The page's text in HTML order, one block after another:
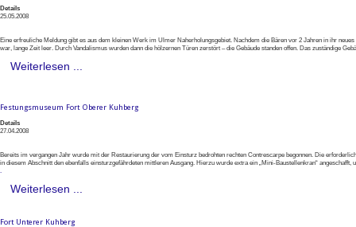
Details
25.05.2008
Eine erfreuliche Meldung gibt es aus dem kleinen Werk im Ulmer Naherholungsgebiet. Nachdem die Bären vor 2 Jahren in ihr
war, lange Zeit leer. Durch Vandalismus wurden dann die hölzernen Türen zerstört – die Gebäude standen offen. Das zuständige
Weiterlesen ...
Festungsmuseum Fort Oberer Kuhberg
Details
27.04.2008
Bereits im vergangen Jahr wurde mit der Restaurierung der vom Einsturz bedrohten rechten Contrescarpe begonnen. Die
in diesem Abschnitt den ebenfalls einsturzgefährdeten mittleren Ausgang. Hierzu wurde extra ein „Mini-Baustellenkran“
.
Weiterlesen ...
Fort Unterer Kuhberg